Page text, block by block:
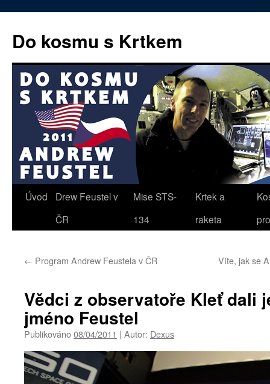
obsahu
webu
Do kosmu s Krtkem
Úvod
Drew Feustel v
ČR
Mise STS-
134
Krtek a
raketa
← Program Andrew Feustela v ČR Víte, jak se
Vědci z observatoře Kleť dali
jméno Feustel
Publikováno08/04/2011 | Autor: Dexus